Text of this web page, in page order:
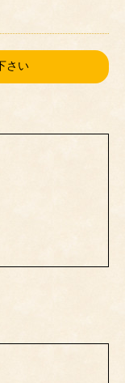
さい